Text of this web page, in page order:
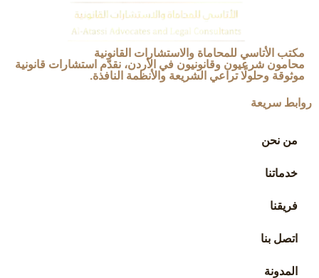
مكتب الأتاسي للمحاماة والاستشارات القانونية
محامون شرعيون وقانونيون في الأردن، نقدّم استشارات قانونية
موثوقة وحلولًا تراعي الشريعة والأنظمة النافذة.
روابط سريعة
من نحن
خدماتنا
فريقنا
اتصل بنا
المدونة